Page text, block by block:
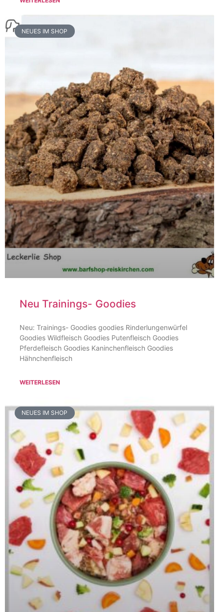
NEUES IM SHOP
Neu Trainings- Goodies
Neu: Trainings- Goodies goodies Rinderlungenwürfel
Goodies Wildfleisch Goodies Putenfleisch Goodies
Pferdefleisch Goodies Kaninchenfleisch Goodies
Hähnchenfleisch
WEITERLESEN
NEUES IM SHOP